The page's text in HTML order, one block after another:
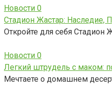
Новости 0
Стадион Жастар:
Откройте для себя Стадион
Новости 0
Легкий штрудель с маком:
Мечтаете о домашнем